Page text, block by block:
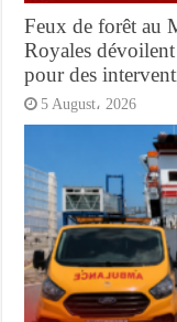
Feux de forêt au
Royales
pour des
5 August، 2026